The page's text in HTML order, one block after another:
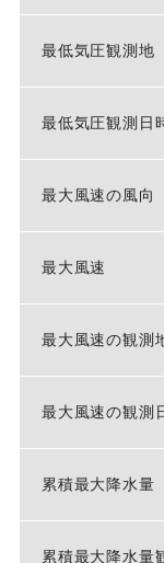
最低気圧観測地
最低気圧観測日
最大風速の風向
最大風速
最大風速の観測
最大風速の観測
累積最大降水量
累積最大降水量